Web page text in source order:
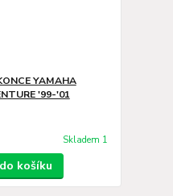
YAMAHA
'99-'01
Skladem 1
košíku